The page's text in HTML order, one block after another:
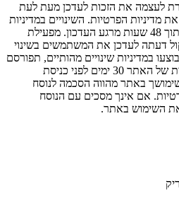
לעצמה את הזכות לעדכן מעת לעת
מדיניות הפרטיות. השינויים במדיניות
הפרטיות ייכנסו לתוקף בתוך 48 שעות מרגע העדכון. מפעילת
דעתה לעדכן את המשתמשים בשינוי
במדיניות שינויים מהותיים, תפורסם
על-כך הודעה בעמוד הבית של האתר 30 ימים לפני כניסת
באתר מהווה הסכמה לנוסח
אם אינך מסכים עם הנוסח
השימוש באתר.